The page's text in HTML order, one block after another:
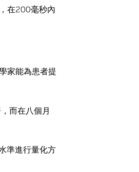
在200毫秒內
家能為患者提
而在八個月
準進行量化方